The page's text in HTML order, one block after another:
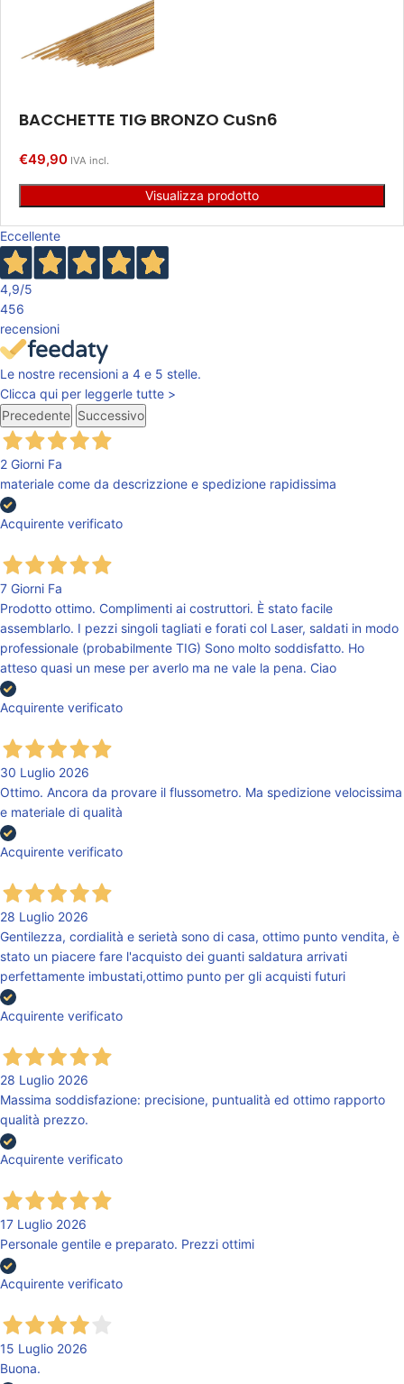
BACCHETTE TIG BRONZO CuSn6
€49,90 IVA incl.
Visualizza prodotto
Eccellente
4,9/5
456
recensioni
Le nostre recensioni a 4 e 5 stelle.
Clicca qui per leggerle tutte >
Precedente Successivo
2 Giorni Fa
materiale come da descrizzione e spedizione rapidissima
Acquirente verificato
7 Giorni Fa
Prodotto ottimo. Complimenti ai costruttori. È stato facile
assemblarlo. I pezzi singoli tagliati e forati col Laser, saldati in modo
professionale (probabilmente TIG) Sono molto soddisfatto. Ho
atteso quasi un mese per averlo ma ne vale la pena. Ciao
Acquirente verificato
30 Luglio 2026
Ottimo. Ancora da provare il flussometro. Ma spedizione velocissima
e materiale di qualità
Acquirente verificato
28 Luglio 2026
Gentilezza, cordialità e serietà sono di casa, ottimo punto vendita, è
stato un piacere fare l'acquisto dei guanti saldatura arrivati
perfettamente imbustati,ottimo punto per gli acquisti futuri
Acquirente verificato
28 Luglio 2026
Massima soddisfazione: precisione, puntualità ed ottimo rapporto
qualità prezzo.
Acquirente verificato
17 Luglio 2026
Personale gentile e preparato. Prezzi ottimi
Acquirente verificato
15 Luglio 2026
Buona.